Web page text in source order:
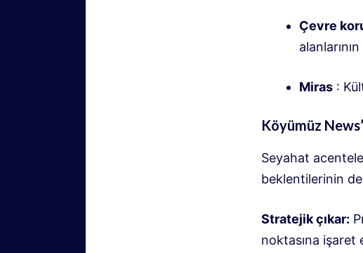
Çevre
Miras :
Köyümüz
Seyahat
beklentilerinin
Stratejik çıkar:
noktasına işaret